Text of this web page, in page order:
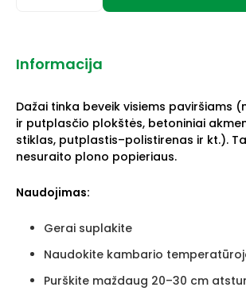
Informacija
Dažai tinka beveik visiems paviršiams
ir putplasčio plokštės, betoniniai
stiklas, putplastis–polistirenas ir kt.).
nesuraito plono popieriaus.
Naudojimas:
Gerai suplakite
Naudokite kambario
Purškite maždaug 20–30 cm